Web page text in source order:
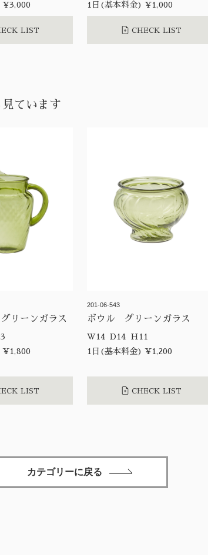
¥3,000
LIST
1日(基本料金) ¥1,000
CHECK LIST
ています
リーンガラス
¥1,800
LIST
201-06-543
ボウル グリーンガラス
W14 D14 H11
1日(基本料金) ¥1,200
CHECK LIST
カテゴリーに戻る